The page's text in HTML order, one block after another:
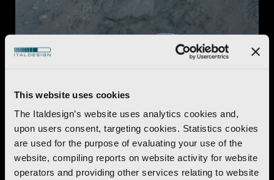
This website uses cookies
The Italdesign’s website uses analytics cookies and,
upon users consent, targeting cookies. Statistics cookies
are used for the purpose of evaluating your use of the
website, compiling reports on website activity for website
operators and providing other services relating to website